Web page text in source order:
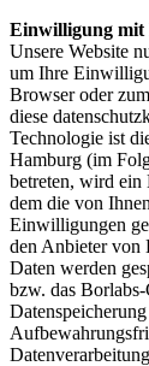
Einwilligung mit
Unsere Website
um Ihre
Browser oder
diese
Technologie ist
Hamburg (im
betreten, wird ein
dem die von
Einwilligungen
den Anbieter von
Daten werden
bzw. das